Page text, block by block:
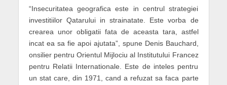
“Insecuritatea geografica este in centrul strategiei
investitiilor Qatarului in strainatate. Este vorba de
crearea unor obligatii fata de aceasta tara, astfel
incat ea sa fie apoi ajutata”, spune Denis Bauchard,
onsilier pentru Orientul Mijlociu al Institutului Francez
pentru Relatii Internationale. Este de inteles pentru
un stat care, din 1971, cand a refuzat sa faca parte